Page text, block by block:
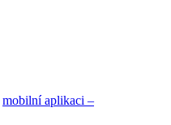
mobilní aplikaci –